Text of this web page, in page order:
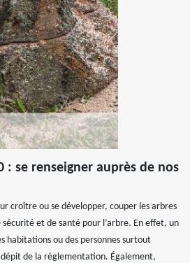
: se renseigner auprès de nos
croître ou se développer, couper les arbres
et de santé pour l’arbre. En effet, un
habitations ou des personnes surtout
de la réglementation. Également,